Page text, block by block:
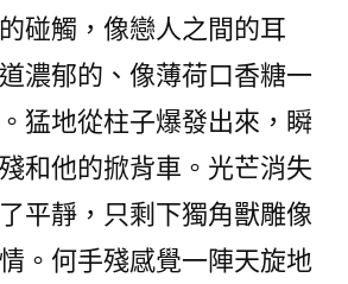
碰觸，像戀人之間的耳
濃郁的、像薄荷口香糖一
猛地從柱子爆發出來，瞬
和他的掀背車。光芒消失
平靜，只剩下獨角獸雕像
。何手殘感覺一陣天旋地